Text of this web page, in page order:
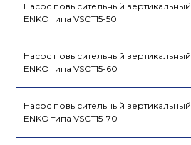
Насос повысительный вертикальный
ENKO типа VSCT15-50
Насос повысительный вертикальный
ENKO типа VSCT15-60
Насос повысительный вертикальный
ENKO типа VSCT15-70